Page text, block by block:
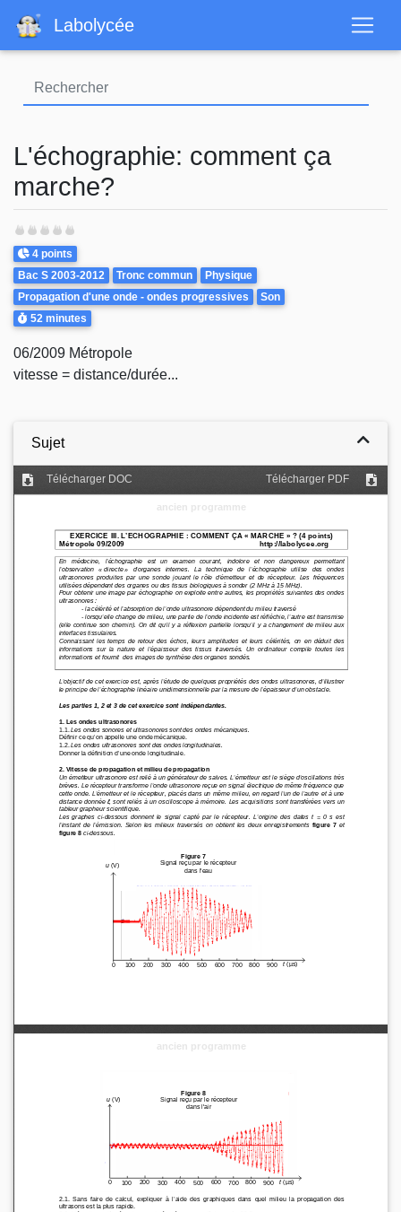
contenu
Labolycée
L'échographie: comment ça
marche?
Points
4 points
Theme
Bac S 2003-2012 Tronc commun
Physique
Propagation d'une onde - ondes progressives
Son
Durée
52 minutes
06/2009 Métropole
vitesse = distance/durée...
Sujet